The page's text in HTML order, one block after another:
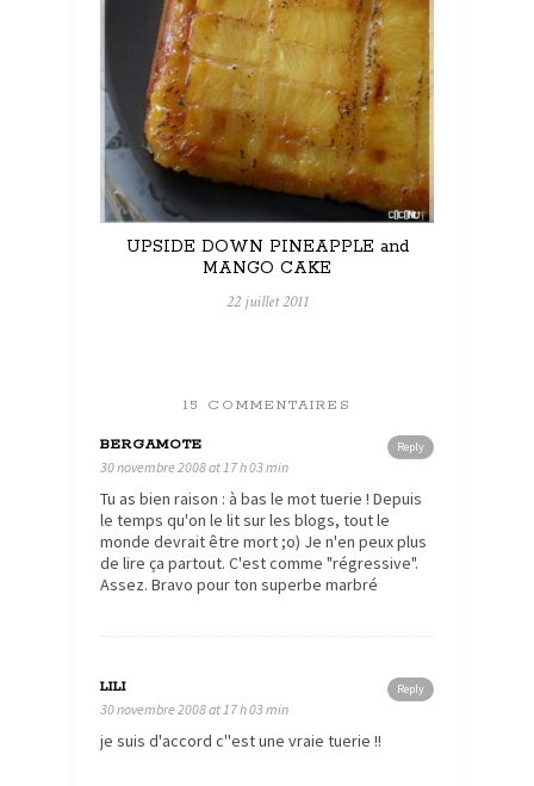
UPSIDE DOWN PINEAPPLE and
MANGO CAKE
22 juillet 2011
15 COMMENTAIRES
Reply
BERGAMOTE
30 novembre 2008 at 17 h 03 min
Tu as bien raison : à bas le mot tuerie ! Depuis
le temps qu'on le lit sur les blogs, tout le
monde devrait être mort ;o) Je n'en peux plus
de lire ça partout. C'est comme "régressive".
Assez. Bravo pour ton superbe marbré
Reply
LILI
30 novembre 2008 at 17 h 03 min
je suis d'accord c''est une vraie tuerie !!